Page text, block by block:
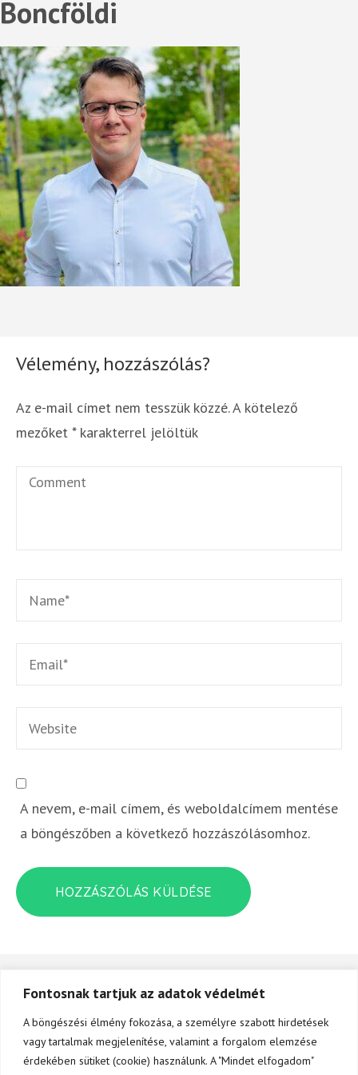
Fontosnak tartjuk az adatok védelmét
A böngészési élmény fokozása, a személyre szabott hirdetések
vagy tartalmak megjelenítése, valamint a forgalom elemzése
érdekében sütiket (cookie) használunk. A "Mindet elfogadom"
Boncföldi
Vélemény, hozzászólás?
Az e-mail címet nem tesszük közzé.A kötelező
mezőket *karakterrel jelöltük
A nevem, e-mail címem, és weboldalcímem mentése
a böngészőben a következő hozzászólásomhoz.
© APG Kreatív Kft. Minden jog fenntartva.